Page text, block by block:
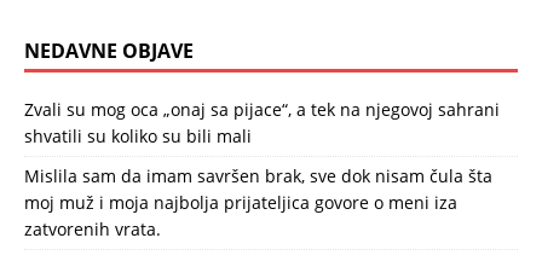
NEDAVNE OBJAVE
Zvali su mog oca „onaj sa pijace“, a tek na njegovoj sahrani
shvatili su koliko su bili mali
Mislila sam da imam savršen brak, sve dok nisam čula šta
moj muž i moja najbolja prijateljica govore o meni iza
zatvorenih vrata.